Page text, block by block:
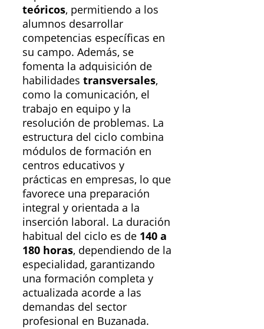
teóricos, permitiendo a los
alumnos desarrollar
competencias específicas en
su campo. Además, se
fomenta la adquisición de
habilidades transversales,
como la comunicación, el
trabajo en equipo y la
resolución de problemas. La
estructura del ciclo combina
módulos de formación en
centros educativos y
prácticas en empresas, lo que
favorece una preparación
integral y orientada a la
inserción laboral. La duración
habitual del ciclo es de 140 a
180 horas, dependiendo de la
especialidad, garantizando
una formación completa y
actualizada acorde a las
demandas del sector
profesional en Buzanada.